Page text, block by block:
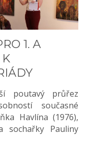
1. A
K
poutavý průřez
současné
Havlína (1976),
sochařky Pauliny